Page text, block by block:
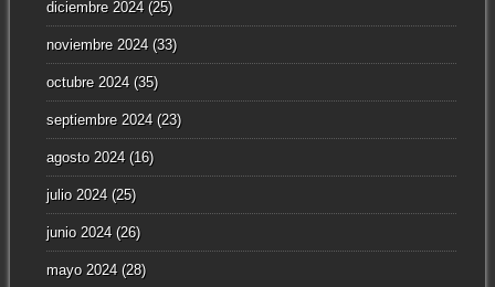
diciembre 2024(25)
noviembre 2024(33)
octubre 2024(35)
septiembre 2024(23)
agosto 2024(16)
julio 2024(25)
junio 2024(26)
mayo 2024(28)